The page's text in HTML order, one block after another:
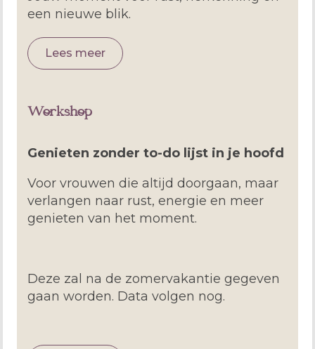
een nieuwe blik.
Lees meer
Workshop
Genieten zonder to-do lijst in je hoofd
Voor vrouwen die altijd doorgaan, maar
verlangen naar rust, energie en meer
genieten van het moment.
Deze zal na de zomervakantie gegeven
gaan worden. Data volgen nog.